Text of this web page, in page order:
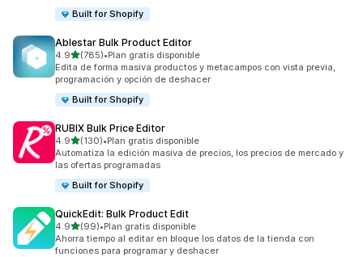
Built for Shopify
Ablestar Bulk Product Editor
4.9de 5 estrellas
(785)
785 reseñas en total
•Plan gratis disponible
Edita de forma masiva productos y metacampos con vista previa,
programación y opción de deshacer
Built for Shopify
RUBIX Bulk Price Editor
4.9de 5 estrellas
(130)
130 reseñas en total
•Plan gratis disponible
Automatiza la edición masiva de precios, los precios de mercado y
las ofertas programadas
Built for Shopify
QuickEdit: Bulk Product Edit
4.9de 5 estrellas
(99)
99 reseñas en total
•Plan gratis disponible
Ahorra tiempo al editar en bloque los datos de la tienda con
funciones para programar y deshacer